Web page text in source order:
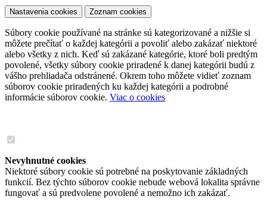
Nastavenia cookies Zoznam cookies
Súbory cookie používané na stránke sú kategorizované a nižšie si
môžete prečítať o každej kategórii a povoliť alebo zakázať niektoré
alebo všetky z nich. Keď sú zakázané kategórie, ktoré boli predtým
povolené, všetky súbory cookie priradené k danej kategórii budú z
vášho prehliadača odstránené. Okrem toho môžete vidieť zoznam
súborov cookie priradených ku každej kategórii a podrobné
informácie súborov cookie. Viac o cookies
Nevyhnutné cookies
Niektoré súbory cookie sú potrebné na poskytovanie základných
funkcií. Bez týchto súborov cookie nebude webová lokalita správne
fungovať a sú predvolene povolené a nemožno ich zakázať.